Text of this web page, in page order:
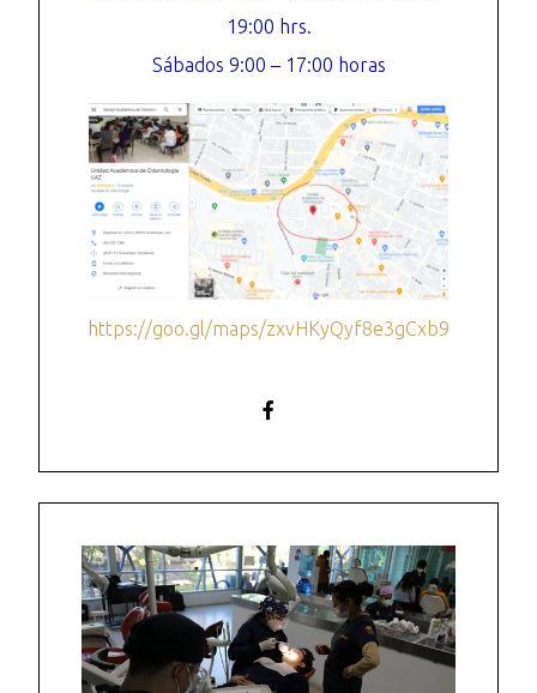
19:00 hrs.
Sábados 9:00 – 17:00 horas
https://goo.gl/maps/zxvHKyQyf8e3gCxb9